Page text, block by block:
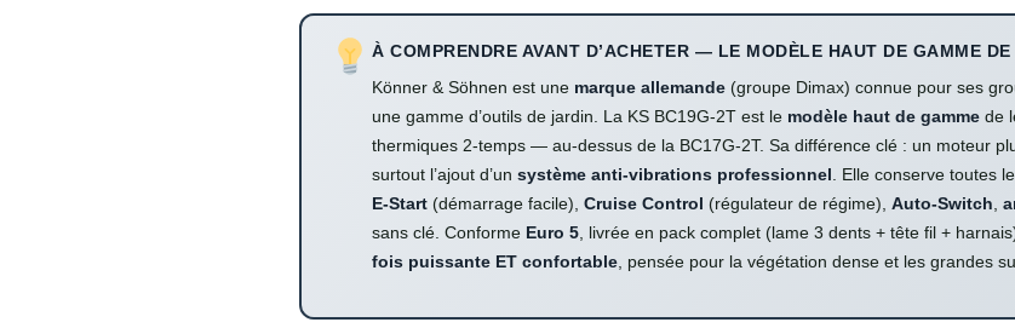
À COMPRENDRE AVANT D’ACHETER — LE MODÈLE HAUT DE GAMME
Könner & Söhnen est une marque allemande (groupe Dimax) connue pour ses
une gamme d’outils de jardin. La KS BC19G-2T est le modèle haut de gamme de
thermiques 2-temps — au-dessus de la BC17G-2T. Sa différence clé : un moteur
surtout l’ajout d’unsystème anti-vibrations professionnel. Elle conserve toutes
E-Start (démarrage facile),Cruise Control (régulateur de régime),Auto-Switch,
sans clé. Conforme Euro 5, livrée en pack complet (lame 3 dents + tête fil +
fois puissante ET confortable, pensée pour la végétation dense et les grandes